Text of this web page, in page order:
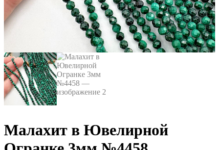
Малахит в Ювелирной